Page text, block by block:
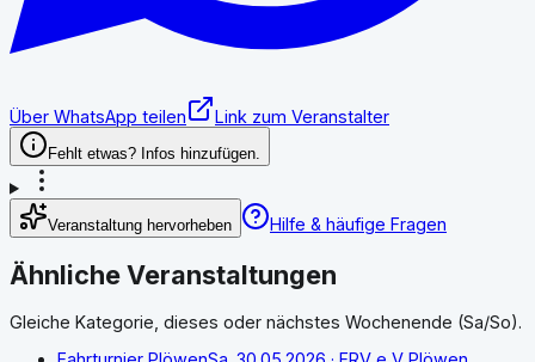
Über WhatsApp teilen Link zum Veranstalter
Fehlt etwas? Infos hinzufügen.
Veranstaltung hervorheben Hilfe & häufige Fragen
Ähnliche Veranstaltungen
Gleiche Kategorie, dieses oder nächstes Wochenende (Sa/So).